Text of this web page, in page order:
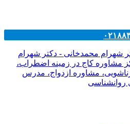
شهرام محمدخانی - دکتر شهرام
مشاوره کاج در زمینه اضطراب،
مشاوره ازدواج، مدرس
روانشناسی